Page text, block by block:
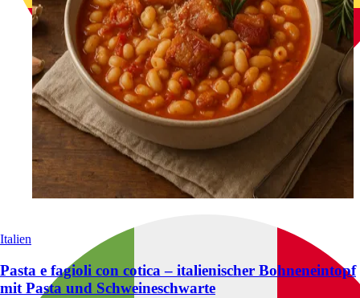
Italien
Pasta e fagioli con cotica – italienischer Bohneneintopf
mit Pasta und Schweineschwarte